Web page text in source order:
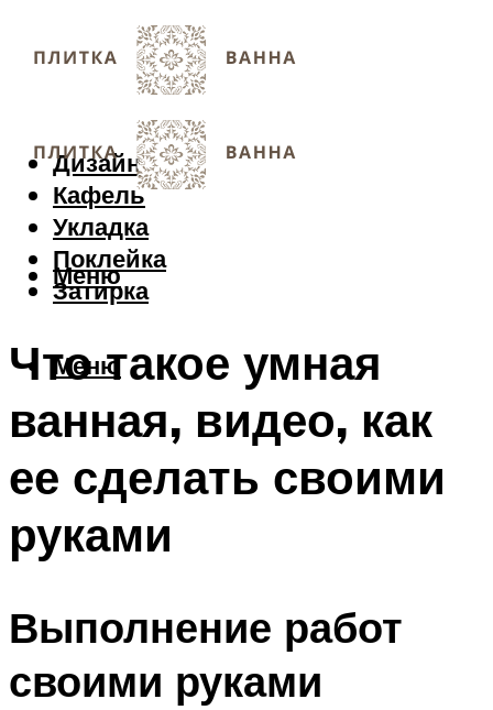
Дизайн
Кафель
Укладка
Поклейка
Затирка
Меню
Меню
Что такое умная
ванная, видео, как
ее сделать своими
руками
Выполнение работ
своими руками